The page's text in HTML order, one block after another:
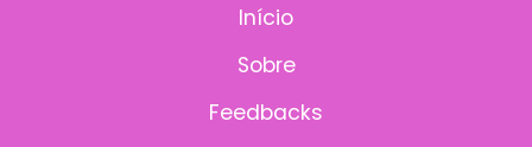
Início
Sobre
Feedbacks